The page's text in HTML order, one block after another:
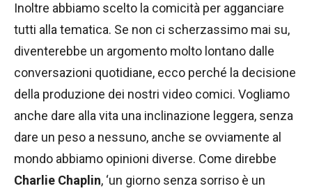
Inoltre abbiamo scelto la comicità per agganciare
tutti alla tematica. Se non ci scherzassimo mai su,
diventerebbe un argomento molto lontano dalle
conversazioni quotidiane, ecco perché la decisione
della produzione dei nostri video comici. Vogliamo
anche dare alla vita una inclinazione leggera, senza
dare un peso a nessuno, anche se ovviamente al
mondo abbiamo opinioni diverse. Come direbbe
Charlie Chaplin, ‘un giorno senza sorriso è un